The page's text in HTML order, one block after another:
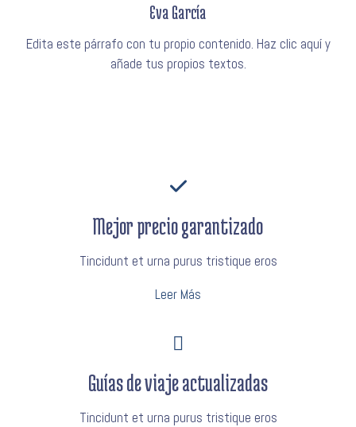
Eva García
Edita este párrafo con tu propio contenido. Haz clic aquí y
añade tus propios textos.
Mejor precio garantizado
Tincidunt et urna purus tristique eros
Leer Más
Guías de viaje actualizadas
Tincidunt et urna purus tristique eros